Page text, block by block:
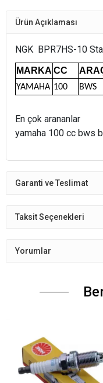
Ürün Açıklaması
NGK BPR7HS-10
MARKA CC
YAMAHA 100 BWS
En çok arananlar
yamaha 100 cc bws
Garanti ve Teslimat
Taksit Seçenekleri
Yorumlar